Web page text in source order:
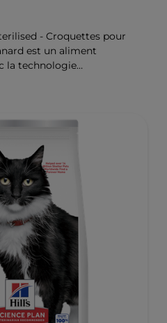
- Croquettes pour
est un aliment
la technologie